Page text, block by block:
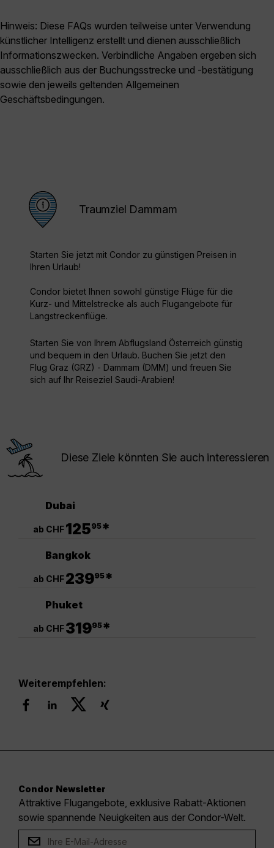
Hinweis: Diese FAQs wurden teilweise unter Verwendung
künstlicher Intelligenz erstellt und dienen ausschließlich
Informationszwecken. Verbindliche Angaben ergeben sich
ausschließlich aus der Buchungsstrecke und -bestätigung
sowie den jeweils geltenden Allgemeinen
Geschäftsbedingungen.
Traumziel Dammam
Starten Sie jetzt mit Condor zu günstigen Preisen in
Ihren Urlaub!
Condor bietet Ihnen sowohl günstige Flüge für die
Kurz- und Mittelstrecke als auch Flugangebote für
Langstreckenflüge.
Starten Sie von Ihrem Abflugsland Österreich günstig
und bequem in den Urlaub. Buchen Sie jetzt den
Flug Graz (GRZ) - Dammam (DMM) und freuen Sie
sich auf Ihr Reiseziel Saudi-Arabien!
Diese Ziele könnten Sie auch interessieren
Dubai
ab CHF12595*
Bangkok
ab CHF23995*
Phuket
ab CHF31995*
Weiterempfehlen:
Condor Newsletter
Attraktive Flugangebote, exklusive Rabatt-Aktionen
sowie spannende Neuigkeiten aus der Condor-Welt.